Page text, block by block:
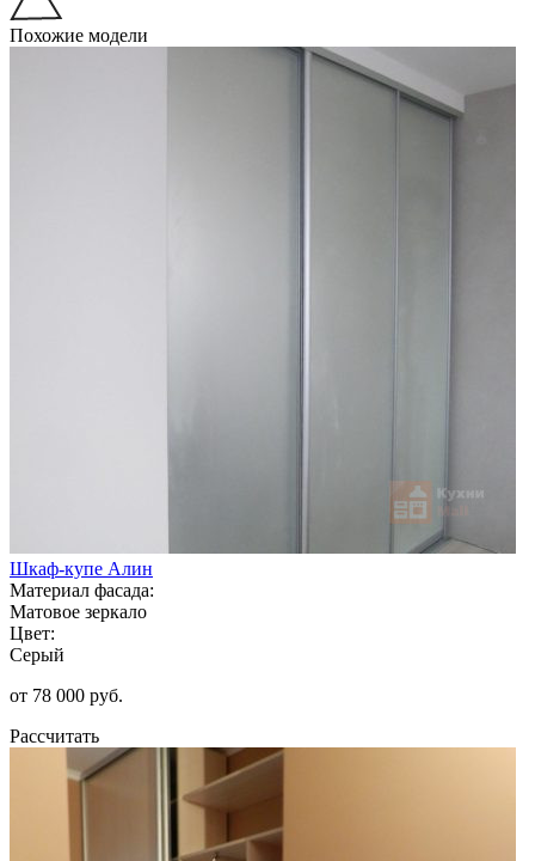
Похожие модели
Шкаф-купе Алин
Материал фасада:
Матовое зеркало
Цвет:
Серый
от 78 000 руб.
Рассчитать